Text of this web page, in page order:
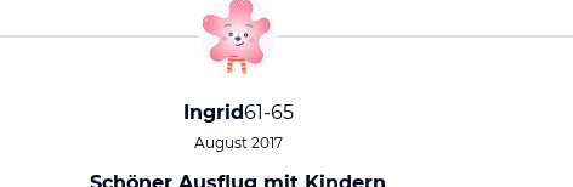
Ingrid61-65
August 2017